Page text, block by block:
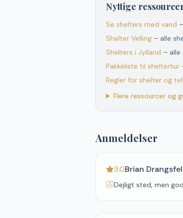
Nyttige
Se shelters med vand
Shelter Velling – alle
Shelters i Jylland – alle
Pakkeliste til sheltertur
Regler for shelter og
Flere ressourcer og
Anmeldelser
3.0Brian
Dejligt sted, men